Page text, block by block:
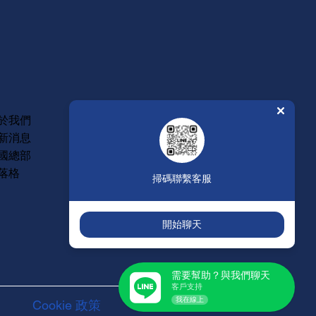
我們
消息
總部
格
維修保固
年度型錄
人才招募
Cookie 政策 服務聲明條款
掃碼聯繫客服
開始聊天
需要幫助？與我們聊天
客戶支持
我在線上